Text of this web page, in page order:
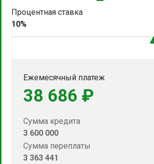
Процентная ставка
10%
Ежемесячный платеж
38 686 ₽
Сумма кредита
3 600 000
Сумма переплаты
3 363 441